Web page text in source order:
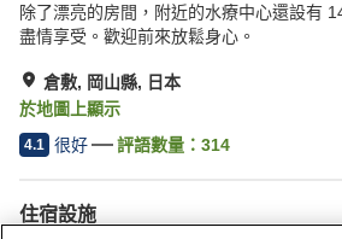
除了漂亮的房間，附近的水療中心還設有
盡情享受。歡迎前來放鬆身心。
倉敷, 岡山縣, 日本
於地圖上顯示
4.1 很好 評語數量： 314
住宿設施